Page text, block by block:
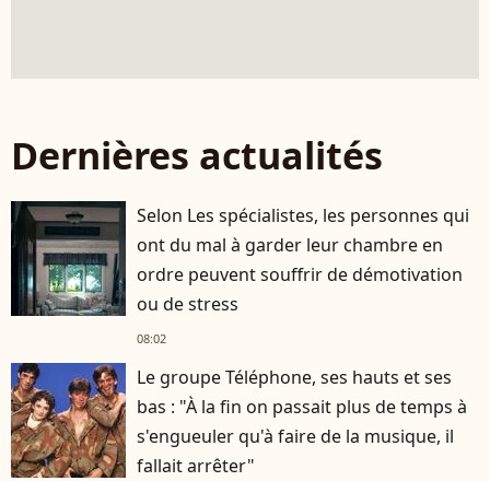
Dernières actualités
Selon Les spécialistes, les personnes qui
ont du mal à garder leur chambre en
ordre peuvent souffrir de démotivation
ou de stress
08:02
Le groupe Téléphone, ses hauts et ses
bas : "À la fin on passait plus de temps à
s'engueuler qu'à faire de la musique, il
fallait arrêter"